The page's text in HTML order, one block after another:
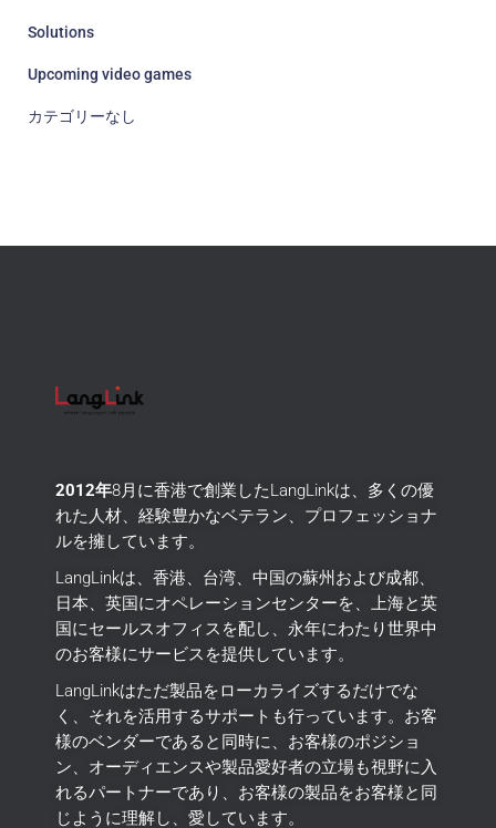
Solutions
Upcoming video games
カテゴリーなし
2012年8月に香港で創業したLangLinkは、多くの優
れた人材、経験豊かなベテラン、プロフェッショナ
ルを擁しています。
LangLinkは、香港、台湾、中国の蘇州および成都、
日本、英国にオペレーションセンターを、上海と英
国にセールスオフィスを配し、永年にわたり世界中
のお客様にサービスを提供しています。
LangLinkはただ製品をローカライズするだけでな
く、それを活用するサポートも行っています。 お客
様のベンダーであると同時に、お客様のポジショ
ン、オーディエンスや製品愛好者の立場も視野に入
れるパートナーであり、お客様の製品をお客様と同
じように理解し、愛しています。